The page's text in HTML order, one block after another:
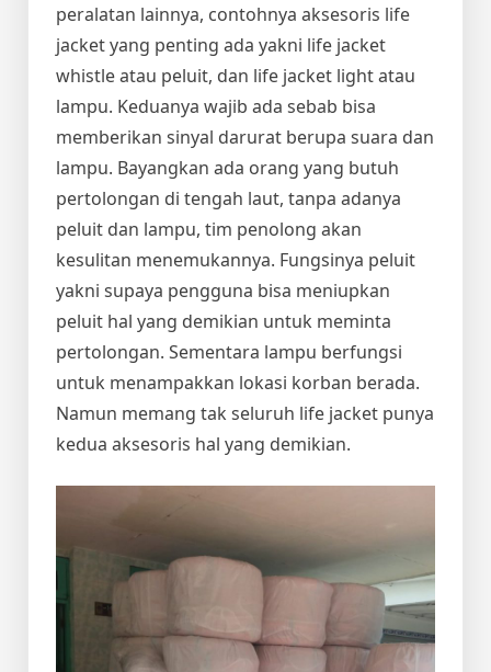
peralatan lainnya, contohnya aksesoris life
jacket yang penting ada yakni life jacket
whistle atau peluit, dan life jacket light atau
lampu. Keduanya wajib ada sebab bisa
memberikan sinyal darurat berupa suara dan
lampu. Bayangkan ada orang yang butuh
pertolongan di tengah laut, tanpa adanya
peluit dan lampu, tim penolong akan
kesulitan menemukannya. Fungsinya peluit
yakni supaya pengguna bisa meniupkan
peluit hal yang demikian untuk meminta
pertolongan. Sementara lampu berfungsi
untuk menampakkan lokasi korban berada.
Namun memang tak seluruh life jacket punya
kedua aksesoris hal yang demikian.